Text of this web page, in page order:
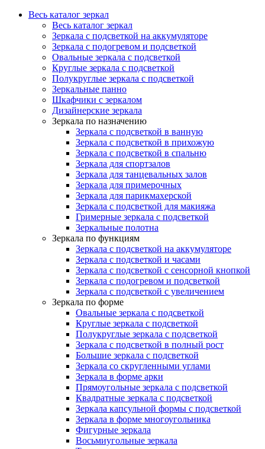
Весь каталог зеркал
Весь каталог зеркал
Зеркала с подсветкой на аккумуляторе
Зеркала с подогревом и подсветкой
Овальные зеркала с подсветкой
Круглые зеркала с подсветкой
Полукруглые зеркала с подсветкой
Зеркальные панно
Шкафчики с зеркалом
Дизайнерские зеркала
Зеркала по назначению
Зеркала с подсветкой в ванную
Зеркала с подсветкой в прихожую
Зеркала с подсветкой в спальню
Зеркала для спортзалов
Зеркала для танцевальных залов
Зеркала для примерочных
Зеркала для парикмахерской
Зеркала с подсветкой для макияжа
Гримерные зеркала с подсветкой
Зеркальные полотна
Зеркала по функциям
Зеркала с подсветкой на аккумуляторе
Зеркала с подсветкой и часами
Зеркала с подсветкой с сенсорной кнопкой
Зеркала с подогревом и подсветкой
Зеркала с подсветкой с увеличением
Зеркала по форме
Овальные зеркала с подсветкой
Круглые зеркала с подсветкой
Полукруглые зеркала с подсветкой
Зеркала с подсветкой в полный рост
Большие зеркала с подсветкой
Зеркала со скругленными углами
Зеркала в форме арки
Прямоугольные зеркала с подсветкой
Квадратные зеркала с подсветкой
Зеркала капсульной формы с подсветкой
Зеркала в форме многоугольника
Фигурные зеркала
Восьмиугольные зеркала